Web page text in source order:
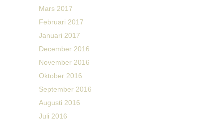
Mars 2017
Februari 2017
Januari 2017
December 2016
November 2016
Oktober 2016
September 2016
Augusti 2016
Juli 2016